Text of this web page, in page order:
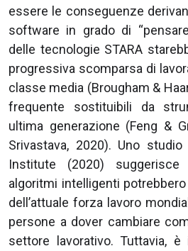
essere le conseguenze
software in grado di
delle tecnologie STARA
progressiva scomparsa di
classe media (Brougham &
frequente sostituibili da
ultima generazione (Feng &
Srivastava, 2020). Uno
Institute (2020)
algoritmi intelligenti
dell’attuale forza lavoro
persone a dover cambiare
settore lavorativo. Tuttavia, è